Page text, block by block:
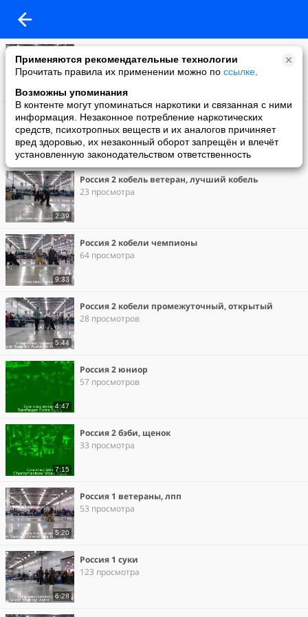
Применяются рекомендательные технологии
Прочитать правила их применении можно по ссылке
Возможны упоминания
В контенте могут упоминаться наркотики и связанная с ними
информация. Незаконное потребление наркотических
средств, психотропных веществ и их аналогов причиняет
вред здоровью, их незаконный оборот запрещён и влечёт
установленную законодательством ответственность
32 просмотра
7:26
Россия 2 суки чемпионы
38 просмотров
2:39
Россия 2 кобель ветеран, лучший кобель
23 просмотра
9:33
Россия 2 кобели чемпионы
64 просмотра
5:44
Россия 2 кобели промежуточный, открытый
28 просмотров
4:47
Россия 2 юниор
57 просмотров
7:15
Россия 2 бэби, щенок
33 просмотра
5:20
Россия 1 ветераны, лпп
53 просмотра
6:28
Россия 1 суки
123 просмотра